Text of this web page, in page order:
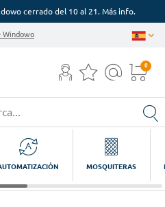
cerrado del 10 al 21. Más info.
Windowo
0
MOSQUITERAS